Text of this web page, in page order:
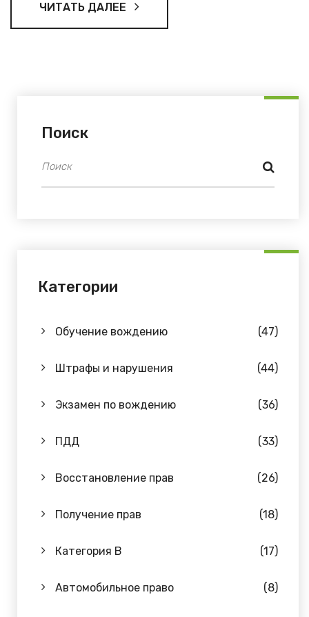
нюансах и облегчить ваше путешествие к получению
ЧИТАТЬ ДАЛЕЕ
Поиск
Категории
Обучение вождению (47)
Штрафы и нарушения (44)
Экзамен по вождению (36)
ПДД (33)
Восстановление прав (26)
Получение прав (18)
Категория B (17)
Автомобильное право (8)